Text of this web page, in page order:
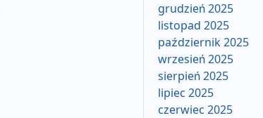
grudzień 2025
listopad 2025
październik 2025
wrzesień 2025
sierpień 2025
lipiec 2025
czerwiec 2025